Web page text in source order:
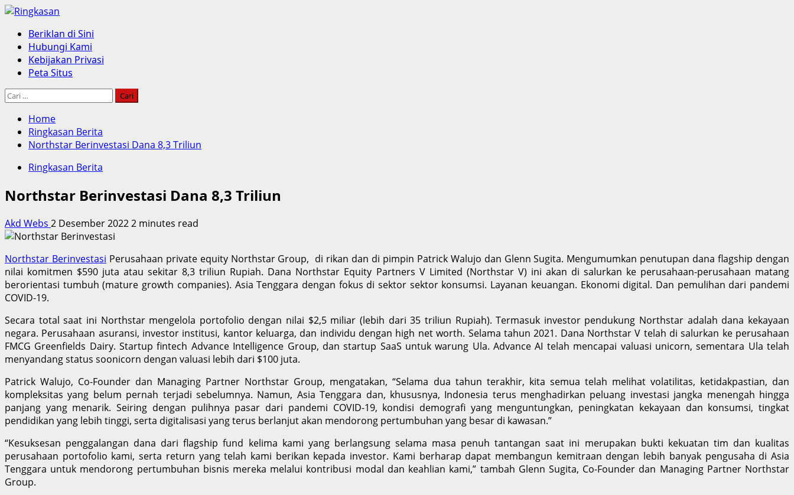
Skip
content
Primary
Menu
Beriklan di Sini
Hubungi Kami
Kebijakan Privasi
Peta Situs
Cari
Home
Ringkasan Berita
Northstar Berinvestasi Dana 8,3 Triliun
Ringkasan Berita
Northstar Berinvestasi Dana 8,3 Triliun
Akd Webs 2 Desember 20222 minutes read
Northstar Berinvestasi Perusahaan private equity Northstar Group, di rikan dan di pimpin Patrick Walujo dan Glenn Sugita. Mengumumkan penutupan dana flagship dengan
nilai komitmen $590 juta atau sekitar 8,3 triliun Rupiah. Dana Northstar Equity Partners V Limited (Northstar V) ini akan di salurkan ke perusahaan-perusahaan matang
berorientasi tumbuh (mature growth companies). Asia Tenggara dengan fokus di sektor sektor konsumsi. Layanan keuangan. Ekonomi digital. Dan pemulihan dari pandemi
COVID-19.
Secara total saat ini Northstar mengelola portofolio dengan nilai $2,5 miliar (lebih dari 35 triliun Rupiah). Termasuk investor pendukung Northstar adalah dana kekayaan
negara. Perusahaan asuransi, investor institusi, kantor keluarga, dan individu dengan high net worth. Selama tahun 2021. Dana Northstar V telah di salurkan ke perusahaan
FMCG Greenfields Dairy. Startup fintech Advance Intelligence Group, dan startup SaaS untuk warung Ula. Advance AI telah mencapai valuasi unicorn, sementara Ula telah
menyandang status soonicorn dengan valuasi lebih dari $100 juta.
Patrick Walujo, Co-Founder dan Managing Partner Northstar Group, mengatakan, “Selama dua tahun terakhir, kita semua telah melihat volatilitas, ketidakpastian, dan
kompleksitas yang belum pernah terjadi sebelumnya. Namun, Asia Tenggara dan, khususnya, Indonesia terus menghadirkan peluang investasi jangka menengah hingga
panjang yang menarik. Seiring dengan pulihnya pasar dari pandemi COVID-19, kondisi demografi yang menguntungkan, peningkatan kekayaan dan konsumsi, tingkat
pendidikan yang lebih tinggi, serta digitalisasi yang terus berlanjut akan mendorong pertumbuhan yang besar di kawasan.”
“Kesuksesan penggalangan dana dari flagship fund kelima kami yang berlangsung selama masa penuh tantangan saat ini merupakan bukti kekuatan tim dan kualitas
perusahaan portofolio kami, serta return yang telah kami berikan kepada investor. Kami berharap dapat membangun kemitraan dengan lebih banyak pengusaha di Asia
Tenggara untuk mendorong pertumbuhan bisnis mereka melalui kontribusi modal dan keahlian kami,” tambah Glenn Sugita, Co-Founder dan Managing Partner Northstar
Group.